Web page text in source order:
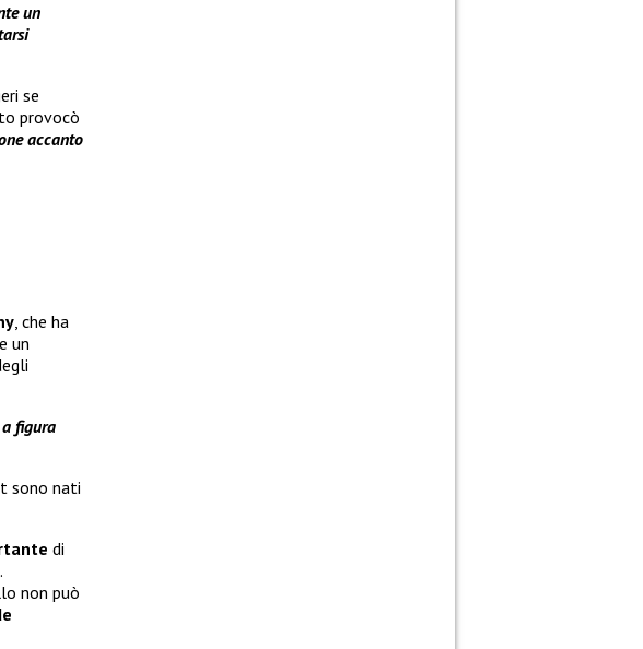
un
se
provocò
accanto
, che ha
un
figura
sono nati
di
non può